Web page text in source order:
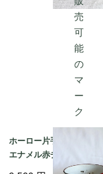
ホーロー片手鍋 白
エナメル赤チェック
ダミエ BB社 19kw